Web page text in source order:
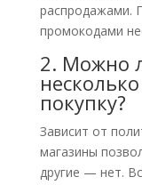
распродажами.
промокодами
2. Можно
покупку?
Зависит от
магазины
другие — нет.